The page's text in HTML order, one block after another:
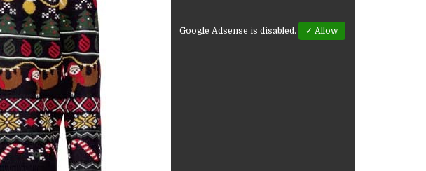
Google Adsense is disabled. ✓ Allow